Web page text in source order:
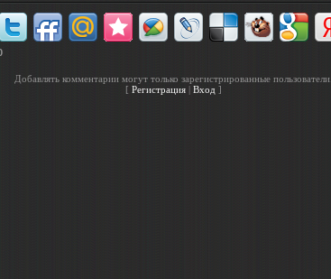
Добавлять комментарии могут только зарегистрированные пользователи.
[ Регистрация Вход ]